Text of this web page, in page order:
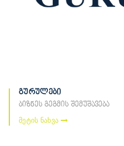
გურულები
ბიზნეს გეგმის შემუშავება
მეტის ნახვა